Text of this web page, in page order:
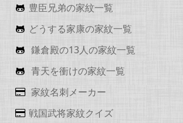
豊臣兄弟の家紋一覧
どうする家康の家紋一覧
鎌倉殿の13人の家紋一覧
青天を衝けの家紋一覧
家紋名刺メーカー
戦国武将家紋クイズ